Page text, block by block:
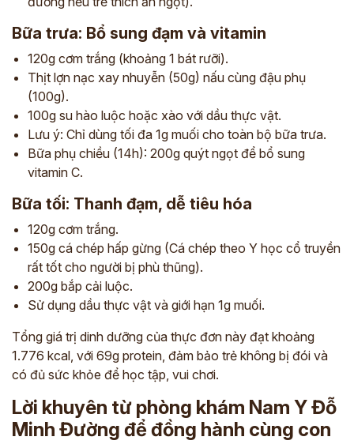
Bữa trưa: Bổ sung đạm và vitamin
120g cơm trắng (khoảng 1 bát rưỡi).
Thịt lợn nạc xay nhuyễn (50g) nấu cùng đậu phụ
(100g).
100g su hào luộc hoặc xào với dầu thực vật.
Lưu ý: Chỉ dùng tối đa 1g muối cho toàn bộ bữa trưa.
Bữa phụ chiều (14h): 200g quýt ngọt để bổ sung
vitamin C.
Bữa tối: Thanh đạm, dễ tiêu hóa
120g cơm trắng.
150g cá chép hấp gừng (Cá chép theo Y học cổ truyền
rất tốt cho người bị phù thũng).
200g bắp cải luộc.
Sử dụng dầu thực vật và giới hạn 1g muối.
Tổng giá trị dinh dưỡng của thực đơn này đạt khoảng
1.776 kcal, với 69g protein, đảm bảo trẻ không bị đói và
có đủ sức khỏe để học tập, vui chơi.
Lời khuyên từ phòng khám Nam Y Đỗ
Minh Đường để đồng hành cùng con
ĐĂNG KÝ TƯ VẤN
THĂM KHÁM
CÙNG CHUYÊN GIA Y HỌC CỔ TRUYỀN
*
ĐĂNG KÝ TƯ VẤN »